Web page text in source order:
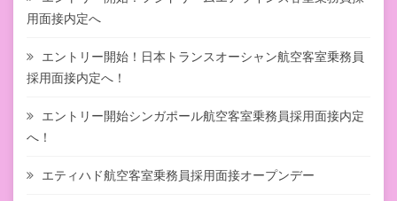
用面接内定へ
エントリー開始！日本トランスオーシャン航空客室乗務員
採用面接内定へ！
エントリー開始シンガポール航空客室乗務員採用面接内定
へ！
エティハド航空客室乗務員採用面接オープンデー